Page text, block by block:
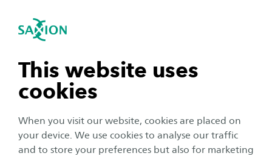
This website uses
cookies
When you visit our website, cookies are placed on
your device. We use cookies to analyse our traffic
and to store your preferences but also for marketing
Open navigation
subnavigation
subnavigation
subnavigation
navigation
Ambient Intelligence
Open subnavigation